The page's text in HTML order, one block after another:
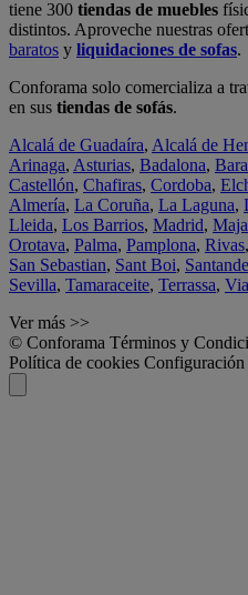
Ver más >>
© Conforama Términos y
Política de cookies Configuración